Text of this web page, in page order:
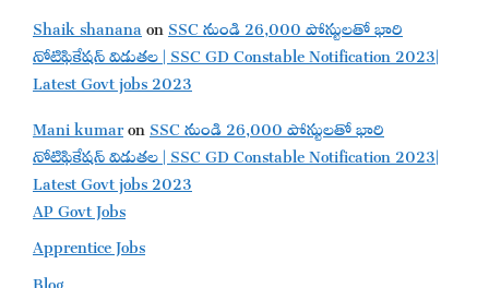
Shaik shananaonSSC నుండి 26,000 పోస్టులతో భారి
నోటిఫికేషన్ విడుతల | SSC GD Constable Notification 2023|
Latest Govt jobs 2023
Mani kumaronSSC నుండి 26,000 పోస్టులతో భారి
నోటిఫికేషన్ విడుతల | SSC GD Constable Notification 2023|
Latest Govt jobs 2023
AP Govt Jobs
Apprentice Jobs